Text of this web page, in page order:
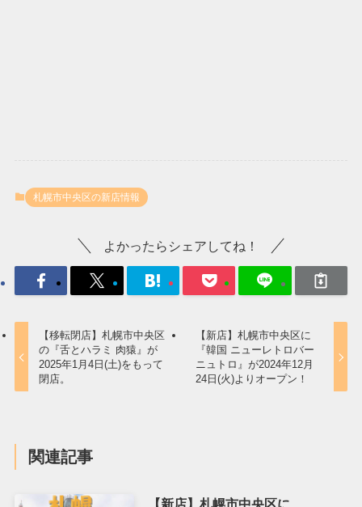
札幌市中央区の新店情報
よかったらシェアしてね！
【移転閉店】札幌市中央区
の『舌とハラミ 肉猿』が
2025年1月4日(土)をもって
閉店。
【新店】札幌市中央区に
『韓国 ニューレトロバー
ニュトロ』が2024年12月
24日(火)よりオープン！
関連記事
【新店】札幌市中央区に